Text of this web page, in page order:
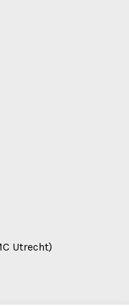
Utrecht)